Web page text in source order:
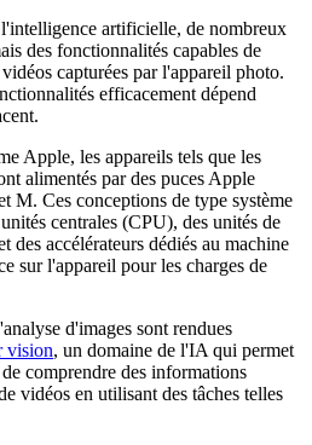
artificielle, de nombreux
des fonctionnalités capables de
capturées par l'appareil photo.
efficacement dépend
Apple, les appareils tels que les
alimentés par des puces Apple
M. Ces conceptions de type système
centrales (CPU), des unités de
des accélérateurs dédiés au machine
sur l'appareil pour les charges de
d'images sont rendues
vision, un domaine de l'IA qui permet
comprendre des informations
vidéos en utilisant des tâches telles